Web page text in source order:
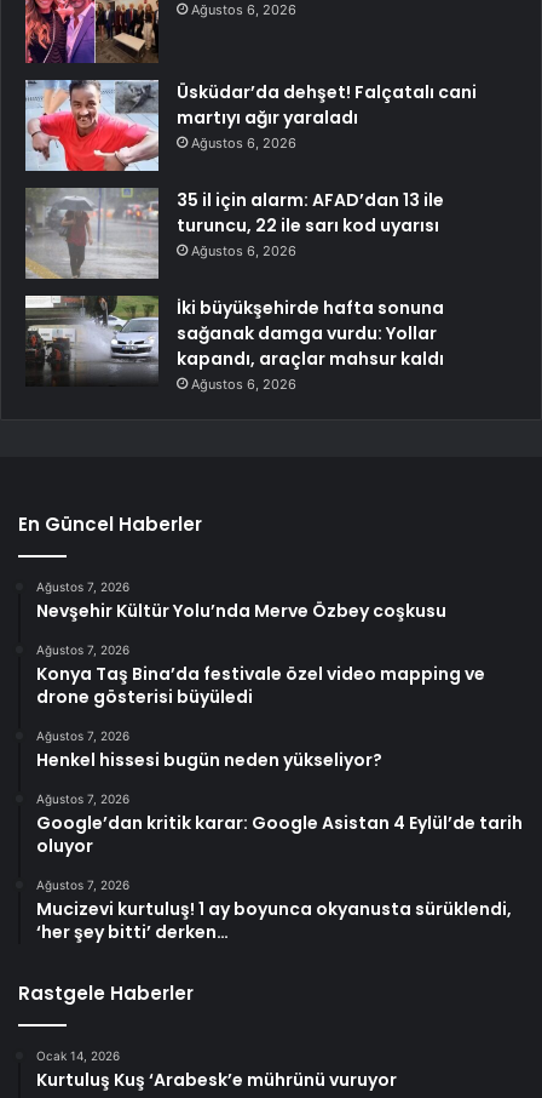
Ağustos 6, 2026
Üsküdar’da dehşet! Falçatalı cani
martıyı ağır yaraladı
Ağustos 6, 2026
35 il için alarm: AFAD’dan 13 ile
turuncu, 22 ile sarı kod uyarısı
Ağustos 6, 2026
İki büyükşehirde hafta sonuna
sağanak damga vurdu: Yollar
kapandı, araçlar mahsur kaldı
Ağustos 6, 2026
En Güncel Haberler
Ağustos 7, 2026
Nevşehir Kültür Yolu’nda Merve Özbey coşkusu
Ağustos 7, 2026
Konya Taş Bina’da festivale özel video mapping ve
drone gösterisi büyüledi
Ağustos 7, 2026
Henkel hissesi bugün neden yükseliyor?
Ağustos 7, 2026
Google’dan kritik karar: Google Asistan 4 Eylül’de tarih
oluyor
Ağustos 7, 2026
Mucizevi kurtuluş! 1 ay boyunca okyanusta sürüklendi,
‘her şey bitti’ derken…
Rastgele Haberler
Ocak 14, 2026
Kurtuluş Kuş ‘Arabesk’e mührünü vuruyor